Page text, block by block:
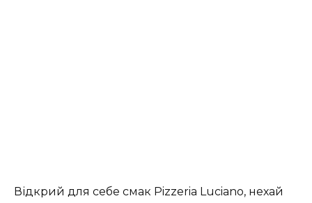
Відкрий для себе смак Pizzeria Luciano, нехай